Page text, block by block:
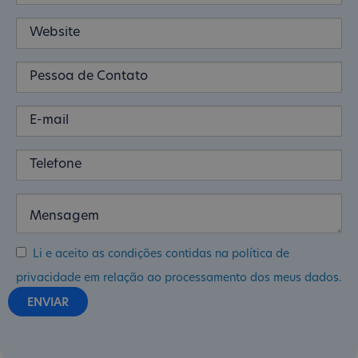
Li e aceito as condições contidas na política de
privacidade em relação ao processamento dos meus dados.